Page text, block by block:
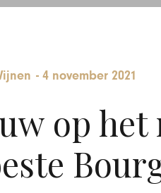
- 4 november 2021
op